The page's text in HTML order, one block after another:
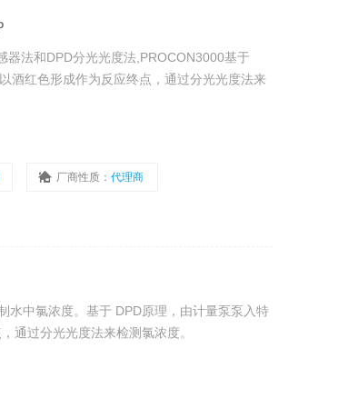
法和DPD分光光度法,PROCON3000基于
酒红色形成作为反应终点，通过分光光度法来
厂商性质： 代理商
水中氯浓度。基于 DPD原理，由计量泵泵入特
通过分光光度法来检测氯浓度。